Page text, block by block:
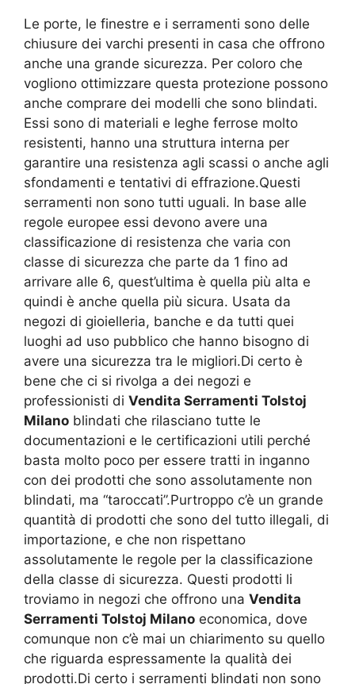
Le porte, le finestre e i serramenti sono delle
chiusure dei varchi presenti in casa che offrono
anche una grande sicurezza. Per coloro che
vogliono ottimizzare questa protezione possono
anche comprare dei modelli che sono blindati.
Essi sono di materiali e leghe ferrose molto
resistenti, hanno una struttura interna per
garantire una resistenza agli scassi o anche agli
sfondamenti e tentativi di effrazione.Questi
serramenti non sono tutti uguali. In base alle
regole europee essi devono avere una
classificazione di resistenza che varia con
classe di sicurezza che parte da 1 fino ad
arrivare alle 6, quest’ultima è quella più alta e
quindi è anche quella più sicura. Usata da
negozi di gioielleria, banche e da tutti quei
luoghi ad uso pubblico che hanno bisogno di
avere una sicurezza tra le migliori.Di certo è
bene che ci si rivolga a dei negozi e
professionisti di Vendita Serramenti Tolstoj
Milano blindati che rilasciano tutte le
documentazioni e le certificazioni utili perché
basta molto poco per essere tratti in inganno
con dei prodotti che sono assolutamente non
blindati, ma “taroccati”.Purtroppo c’è un grande
quantità di prodotti che sono del tutto illegali, di
importazione, e che non rispettano
assolutamente le regole per la classificazione
della classe di sicurezza. Questi prodotti li
troviamo in negozi che offrono una Vendita
Serramenti Tolstoj Milano economica, dove
comunque non c’è mai un chiarimento su quello
che riguarda espressamente la qualità dei
prodotti.Di certo i serramenti blindati non sono